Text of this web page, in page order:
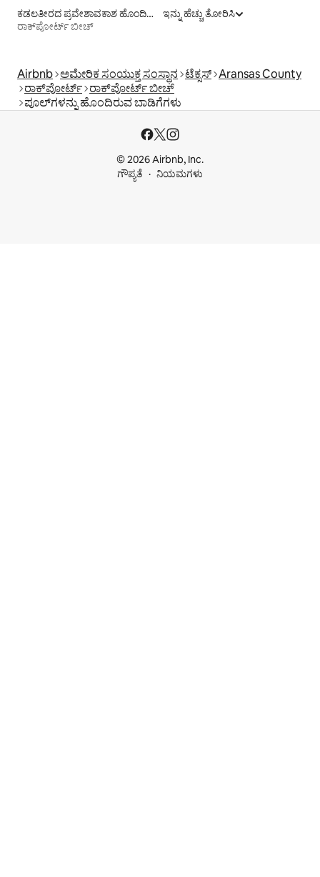
ಕಡಲತೀರದ ಪ್ರವೇಶಾವಕಾಶ ಹೊಂದಿರುವ ವಸತಿ ಬಾಡಿಗೆಗಳು
ರಾಕ್‌ಪೋರ್ಟ್ ಬೀಚ್
ಇನ್ನು ಹೆಚ್ಚು ತೋರಿಸಿ
Airbnb ಅಮೇರಿಕ ಸಂಯುಕ್ತ ಸಂಸ್ಥಾನ ಟೆಕ್ಸಸ್ Aransas County
ರಾಕ್‌ಪೋರ್ಟ್ ರಾಕ್‌ಪೋರ್ಟ್ ಬೀಚ್
ಪೂಲ್‍ಗಳನ್ನು ಹೊಂದಿರುವ ಬಾಡಿಗೆಗಳು
© 2026 Airbnb, Inc.
ಗೌಪ್ಯತೆ
ನಿಯಮಗಳು